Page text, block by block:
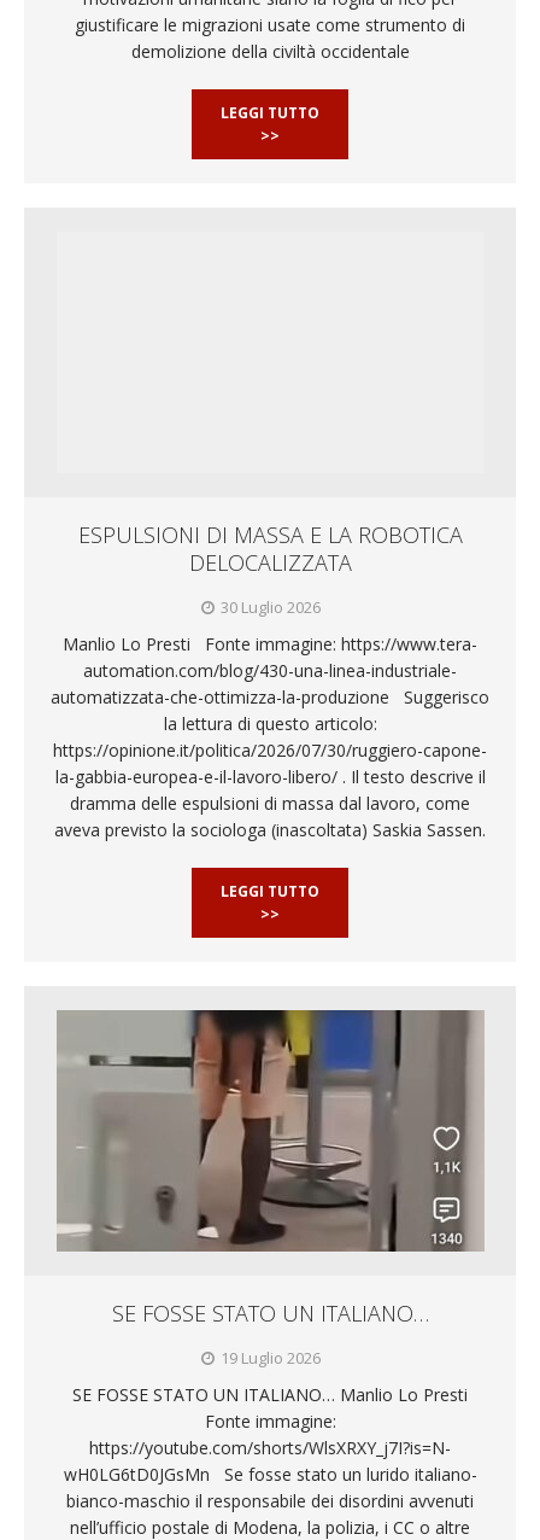
giustificare le migrazioni usate come strumento di
demolizione della civiltà occidentale
LEGGI TUTTO
>>
ESPULSIONI DI MASSA E LA ROBOTICA
DELOCALIZZATA
30 Luglio 2026
Manlio Lo Presti Fonte immagine: https://www.tera-
automation.com/blog/430-una-linea-industriale-
automatizzata-che-ottimizza-la-produzione Suggerisco
la lettura di questo articolo:
https://opinione.it/politica/2026/07/30/ruggiero-capone-
la-gabbia-europea-e-il-lavoro-libero/ . Il testo descrive il
dramma delle espulsioni di massa dal lavoro, come
aveva previsto la sociologa (inascoltata) Saskia Sassen.
LEGGI TUTTO
>>
SE FOSSE STATO UN ITALIANO…
19 Luglio 2026
SE FOSSE STATO UN ITALIANO… Manlio Lo Presti
Fonte immagine:
https://youtube.com/shorts/WlsXRXY_j7I?is=N-
wH0LG6tD0JGsMn Se fosse stato un lurido italiano-
bianco-maschio il responsabile dei disordini avvenuti
nell’ufficio postale di Modena, la polizia, i CC o altre